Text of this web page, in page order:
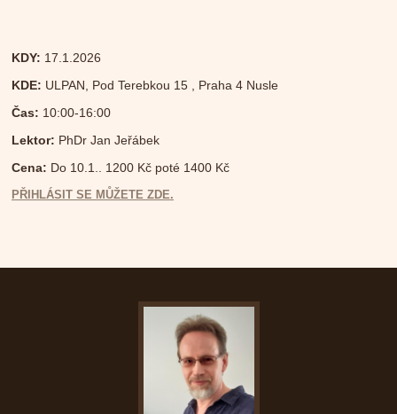
KDY: 17.1.2026
KDE: ULPAN, Pod Terebkou 15 , Praha 4 Nusle
Čas: 10:00-16:00
Lektor: PhDr Jan Jeřábek
Cena: Do 10.1.. 1200 Kč poté 1400 Kč
PŘIHLÁSIT SE MŮŽETE ZDE.